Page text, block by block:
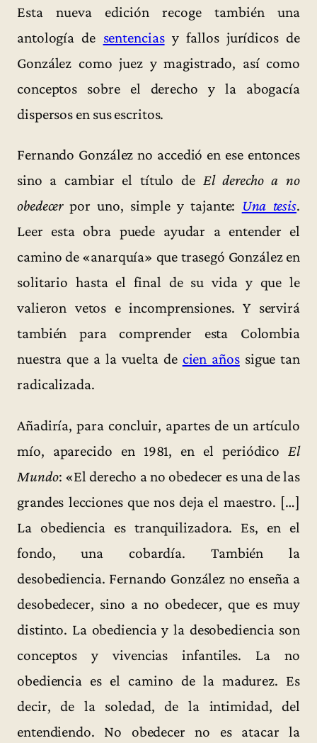
Esta nueva edición recoge también una
antología de sentenciasy fallos jurídicos de
González como juez y magistrado, así como
conceptos sobre el derecho y la abogacía
dispersos en sus escritos.
Fernando González no accedió en ese entonces
sino a cambiar el título de El derecho a no
obedecerpor uno, simple y tajante: Una tesis.
Leer esta obra puede ayudar a entender el
camino de «anarquía» que trasegó González en
solitario hasta el final de su vida y que le
valieron vetos e incomprensiones. Y servirá
también para comprender esta Colombia
nuestra que a la vuelta de cien añossigue tan
radicalizada.
Añadiría, para concluir, apartes de un artículo
mío, aparecido en 1981, en el periódico El
Mundo: «El derecho a no obedecer es una de las
grandes lecciones que nos deja el maestro. […]
La obediencia es tranquilizadora. Es, en el
fondo, una cobardía. También la
desobediencia. Fernando González no enseña a
desobedecer, sino a no obedecer, que es muy
distinto. La obediencia y la desobediencia son
conceptos y vivencias infantiles. La no
obediencia es el camino de la madurez. Es
decir, de la soledad, de la intimidad, del
entendiendo. No obedecer no es atacar la